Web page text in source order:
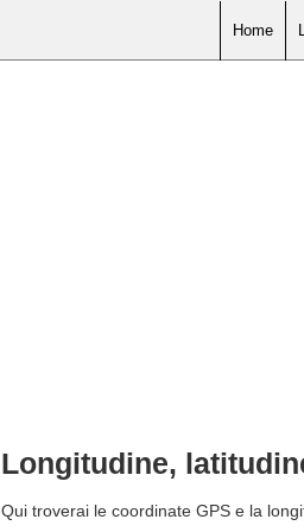
Home
Longitudine,
Qui troverai le coordinate GPS e la